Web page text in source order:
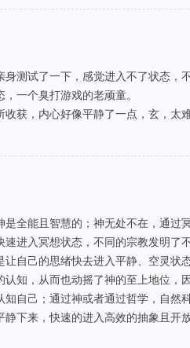
测试了一下，感觉进入不了状态，
一个臭打游戏的老顽童。
获，内心好像平静了一点，玄，太
全能且智慧的；神无处不在，通过
进入冥想状态，不同的宗教发明了
自己的思绪快去进入平静、空灵状态
知，从而也动摇了神的至上地位，
自己；通过神或者通过哲学，自然
下来，快速的进入高效的抽象且开